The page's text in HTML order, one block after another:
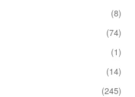
(8)
(74)
(1)
(14)
(245)